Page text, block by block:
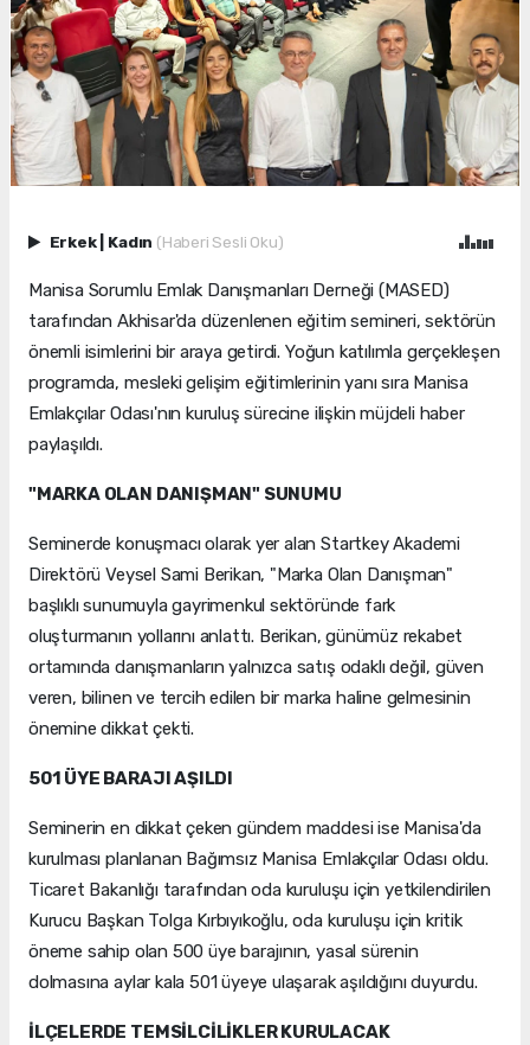
Erkek Kadın (Haberi Sesli Oku)
Manisa Sorumlu Emlak Danışmanları Derneği (MASED)
tarafından Akhisar'da düzenlenen eğitim semineri, sektörün
önemli isimlerini bir araya getirdi. Yoğun katılımla gerçekleşen
programda, mesleki gelişim eğitimlerinin yanı sıra Manisa
Emlakçılar Odası'nın kuruluş sürecine ilişkin müjdeli haber
paylaşıldı.
"MARKA OLAN DANIŞMAN" SUNUMU
Seminerde konuşmacı olarak yer alan Startkey Akademi
Direktörü Veysel Sami Berikan, "Marka Olan Danışman"
başlıklı sunumuyla gayrimenkul sektöründe fark
oluşturmanın yollarını anlattı. Berikan, günümüz rekabet
ortamında danışmanların yalnızca satış odaklı değil, güven
veren, bilinen ve tercih edilen bir marka haline gelmesinin
önemine dikkat çekti.
501 ÜYE BARAJI AŞILDI
Seminerin en dikkat çeken gündem maddesi ise Manisa'da
kurulması planlanan Bağımsız Manisa Emlakçılar Odası oldu.
Ticaret Bakanlığı tarafından oda kuruluşu için yetkilendirilen
Kurucu Başkan Tolga Kırbıyıkoğlu, oda kuruluşu için kritik
öneme sahip olan 500 üye barajının, yasal sürenin
dolmasına aylar kala 501 üyeye ulaşarak aşıldığını duyurdu.
İLÇELERDE TEMSİLCİLİKLER KURULACAK